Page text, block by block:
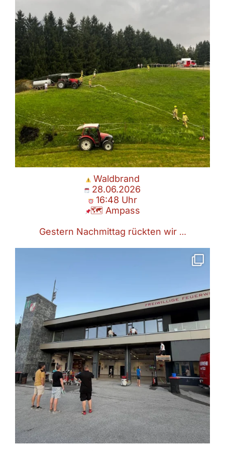
Gestern Nachmittag rückten wir
Juni 29
Waldbrand
28.06.2026
16:48 Uhr
🗺 Ampass
Gestern Nachmittag rückten wir …